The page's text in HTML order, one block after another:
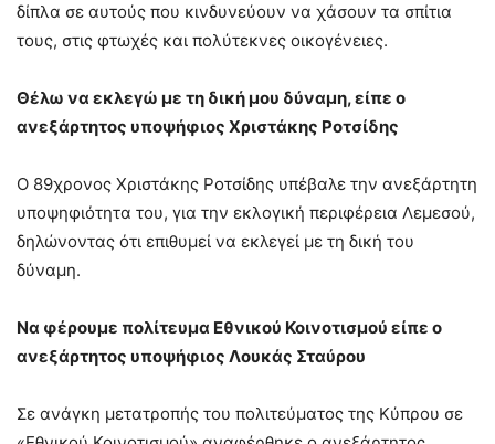
δίπλα σε αυτούς που κινδυνεύουν να χάσουν τα σπίτια
τους, στις φτωχές και πολύτεκνες οικογένειες.
Θέλω να εκλεγώ με τη δική μου δύναμη, είπε ο
ανεξάρτητος υποψήφιος Χριστάκης Ροτσίδης
Ο 89χρονος Χριστάκης Ροτσίδης υπέβαλε την ανεξάρτητη
υποψηφιότητα του, για την εκλογική περιφέρεια Λεμεσού,
δηλώνοντας ότι επιθυμεί να εκλεγεί με τη δική του
δύναμη.
Να φέρουμε πολίτευμα Εθνικού Κοινοτισμού είπε ο
ανεξάρτητος υποψήφιος Λουκάς Σταύρου
Σε ανάγκη μετατροπής του πολιτεύματος της Κύπρου σε